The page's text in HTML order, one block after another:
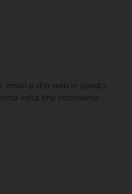
email e sito web in questo
volta che commento.